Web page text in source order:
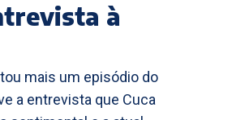
à
mais um episódio do
a entrevista que Cuca